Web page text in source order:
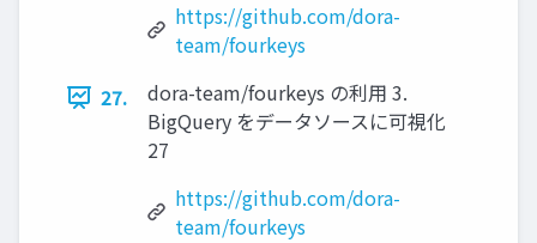
https://github.com/dora-
team/fourkeys
27.
dora-team/fourkeys の利⽤ 3.
BigQuery をデータソースに可視化
27
https://github.com/dora-
team/fourkeys